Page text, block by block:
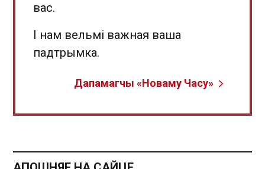
вас.
І нам вельмі важная ваша
падтрымка.
Дапамагчы «Новаму Часу»